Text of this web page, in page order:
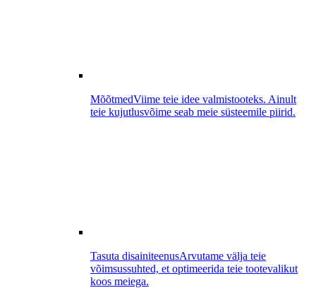
MõõtmedViime teie idee valmistooteks. Ainult
teie kujutlusvõime seab meie süsteemile piirid.
Tasuta disainiteenusArvutame välja teie
võimsussuhted, et optimeerida teie tootevalikut
koos meiega.